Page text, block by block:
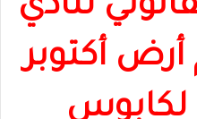
لنادي
أرض أكتوبر
لكابوس